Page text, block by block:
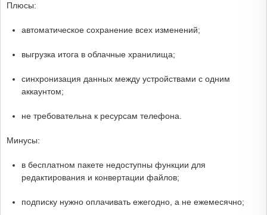
Плюсы:
автоматическое сохранение всех изменений;
выгрузка итога в облачные хранилища;
синхронизация данных между устройствами с одним
аккаунтом;
не требовательна к ресурсам телефона.
Минусы:
в бесплатном пакете недоступны функции для
редактирования и конвертации файлов;
подписку нужно оплачивать ежегодно, а не ежемесячно;